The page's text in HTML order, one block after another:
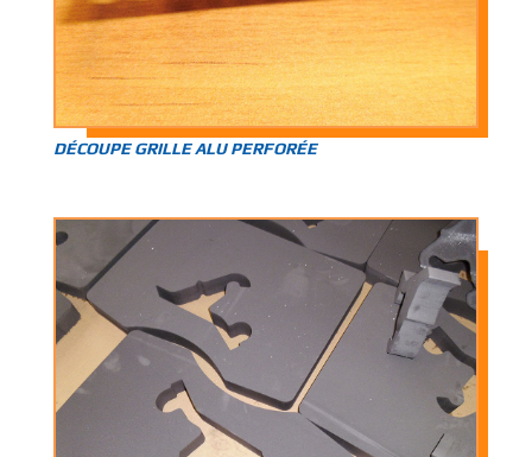
DÉCOUPE GRILLE ALU PERFORÉE